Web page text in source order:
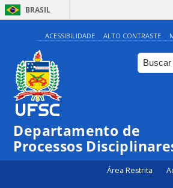
BRASIL
ACESSIBILIDADE ALTO CONTRASTE
Departamento de
Processos
Área Restrita